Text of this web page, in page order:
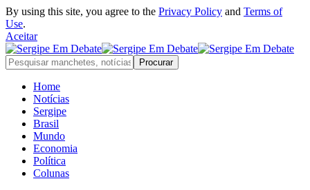
By using this site, you agree to the Privacy Policy and Terms of
Use.
Aceitar
Home
Notícias
Sergipe
Brasil
Mundo
Economia
Política
Colunas